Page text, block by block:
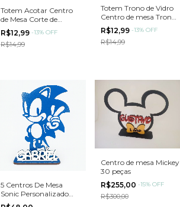
Totem Acotar Centro
de Mesa Corte de
Espinhos e Rosas MDF
R$12,99 -13% OFF
R$14,99
Totem Trono de Vidro
Centro de mesa Trono
de Vidro MDF
R$12,99 -13% OFF
R$14,99
5 Centros De Mesa
Sonic Personalizado
Festa Aniversário
Centro de mesa Mickey
30 peças
R$255,00 -15% OFF
R$300,00